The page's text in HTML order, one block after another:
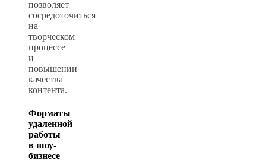
позволяет
сосредоточиться
на
творческом
процессе
и
повышении
качества
контента.
Форматы
удаленной
работы
в шоу-
бизнесе